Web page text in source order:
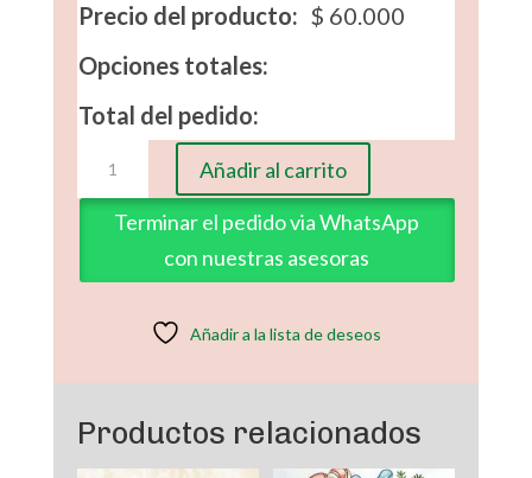
Precio del producto: $ 60.000
Opciones totales:
Total del pedido:
Brujas
Añadir al carrito
Terminar el pedido via WhatsApp
con nuestras asesoras
Añadir a la lista de deseos
Productos relacionados